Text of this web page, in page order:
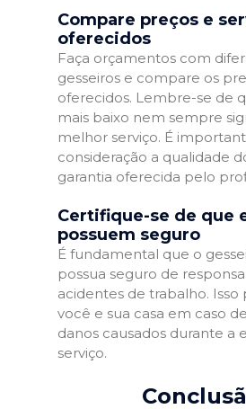
Compare preços e
oferecidos
Faça orçamentos com
gesseiros e compare os
oferecidos. Lembre-se de
mais baixo nem sempre
melhor serviço. É
consideração a qualidade
garantia oferecida pelo
Certifique-se de que
possuem seguro
É fundamental que o
possua seguro de
acidentes de trabalho. Isso
você e sua casa em caso
danos causados durante a
serviço.